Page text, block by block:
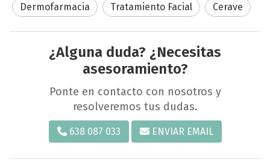
Dermofarmacia
Tratamiento Facial Cerave
¿Alguna duda? ¿Necesitas
asesoramiento?
Ponte en contacto con nosotros y
resolveremos tus dudas.
638 087 033 ENVIAR EMAIL